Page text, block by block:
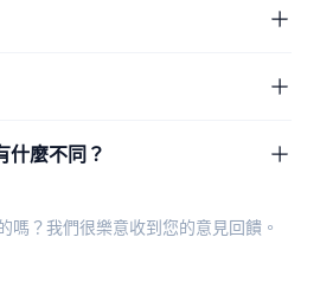
什麼不同？
嗎？我們很樂意收到您的意見回饋 。